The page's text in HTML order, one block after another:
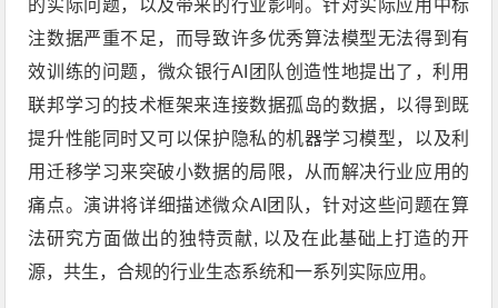
的实际问题，以及带来的行业影响。针对实际应用中标
注数据严重不足，而导致许多优秀算法模型无法得到有
效训练的问题，微众银行AI团队创造性地提出了，利用
联邦学习的技术框架来连接数据孤岛的数据，以得到既
提升性能同时又可以保护隐私的机器学习模型，以及利
用迁移学习来突破小数据的局限，从而解决行业应用的
痛点。演讲将详细描述微众AI团队，针对这些问题在算
法研究方面做出的独特贡献, 以及在此基础上打造的开
源，共生，合规的行业生态系统和一系列实际应用。